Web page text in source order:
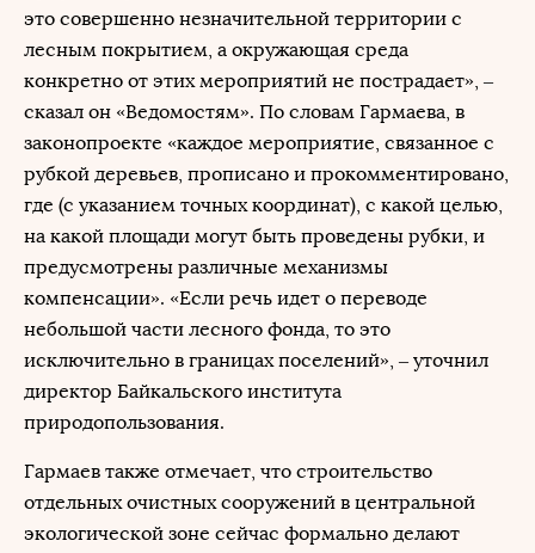
это совершенно незначительной территории с
лесным покрытием, а окружающая среда
конкретно от этих мероприятий не пострадает», –
сказал он «Ведомостям». По словам Гармаева, в
законопроекте «каждое мероприятие, связанное с
рубкой деревьев, прописано и прокомментировано,
где (с указанием точных координат), с какой целью,
на какой площади могут быть проведены рубки, и
предусмотрены различные механизмы
компенсации». «Если речь идет о переводе
небольшой части лесного фонда, то это
исключительно в границах поселений», – уточнил
директор Байкальского института
природопользования.
Гармаев также отмечает, что строительство
отдельных очистных сооружений в центральной
экологической зоне сейчас формально делают